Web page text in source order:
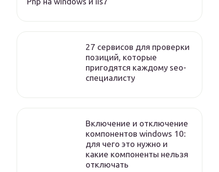
27 сервисов для проверки
позиций, которые
пригодятся каждому seo-
специалисту
Включение и отключение
компонентов windows 10:
для чего это нужно и
какие компоненты нельзя
отключать